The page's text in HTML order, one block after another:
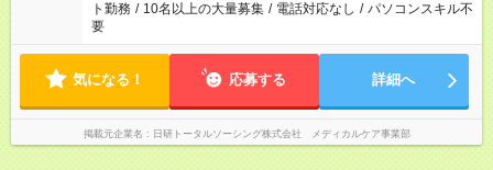
ト勤務 / 10名以上の大量募集 / 電話対応なし / パソコンスキル不
要
気になる！ 応募する 詳細へ
掲載元企業名 日研トータルソーシング株式会社 メディカルケア事業部